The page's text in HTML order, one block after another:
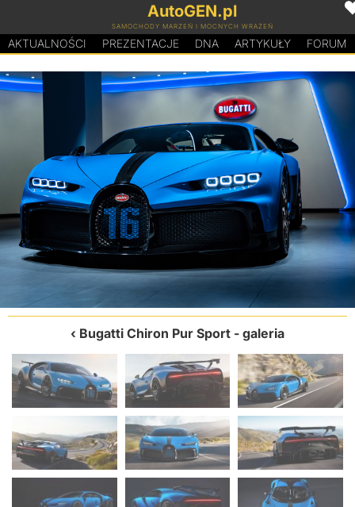
AutoGEN.pl
SAMOCHODY MARZEŃ I MOCNYCH WRAŻEŃ
AKTUALNOŚCI PREZENTACJE DNA ARTYKUŁY FORUM
Bugatti Chiron Pur Sport - galeria